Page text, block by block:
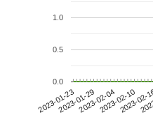
2023-01-232023-01-292023-02-042023-02-10
2023-
0.0
0.5
1.0